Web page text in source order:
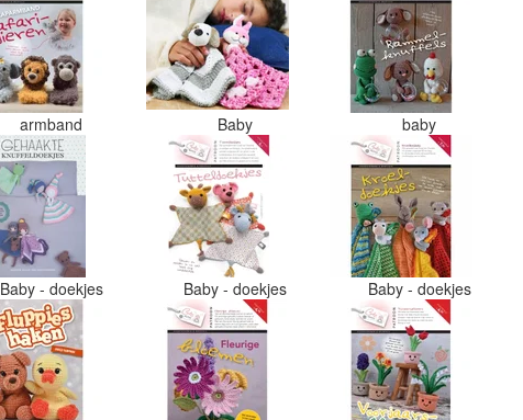
armband Baby baby
Baby - doekjes Baby - doekjes Baby - doekjes